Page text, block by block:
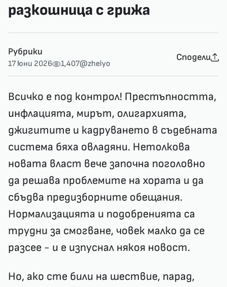
разкошница с грижа
Рубрики
17 юни 2026 1,407@zhelyo
Сподели
Всичко е под контрол! Престъпността,
инфлацията, мирът, олигархията,
джигитите и кадруването в съдебната
система бяха овладяни. Нетолкова
новата власт вече започна поголовно
да решава проблемите на хората и да
сбъдва предизборните обещания.
Нормализацията и подобренията са
трудни за смогване, човек малко да се
разсее - и е изпуснал някоя новост.
Но, ако сте били на шествие, парад,